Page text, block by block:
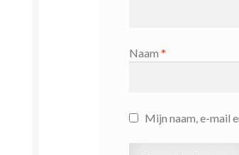
Naam *
Mijn naam, e-mail